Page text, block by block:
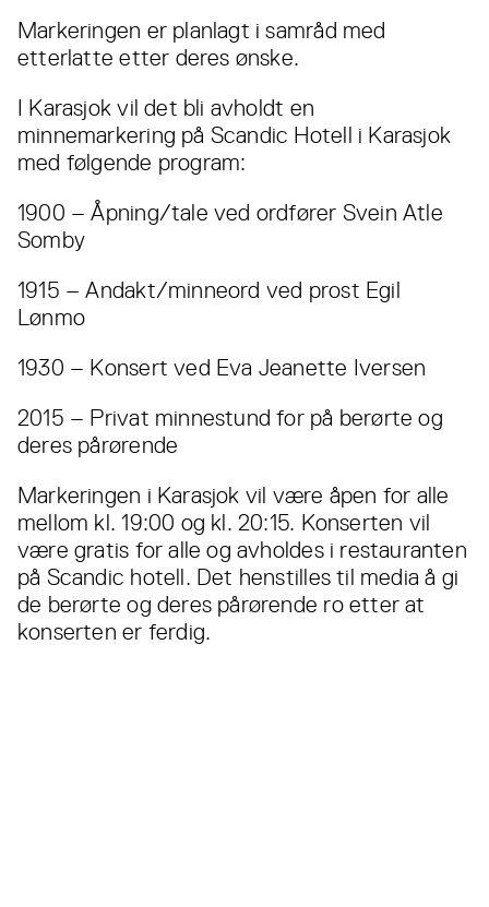
Markeringen er planlagt i samråd med
etterlatte etter deres ønske.
I Karasjok vil det bli avholdt en
minnemarkering på Scandic Hotell i Karasjok
med følgende program:
1900 – Åpning/tale ved ordfører Svein Atle
Somby
1915 – Andakt/minneord ved prost Egil
Lønmo
1930 – Konsert ved Eva Jeanette Iversen
2015 – Privat minnestund for på berørte og
deres pårørende
Markeringen i Karasjok vil være åpen for alle
mellom kl. 19:00 og kl. 20:15. Konserten vil
være gratis for alle og avholdes i restauranten
på Scandic hotell. Det henstilles til media å gi
de berørte og deres pårørende ro etter at
konserten er ferdig.